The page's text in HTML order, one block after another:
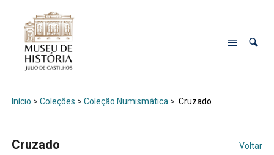
Início > Coleções > Coleção Numismática > Cruzado
Cruzado Voltar